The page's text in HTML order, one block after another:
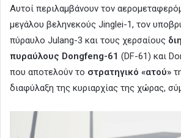
Αυτοί περιλαμβάνουν τον
μεγάλου βεληνεκούς Jinglei-1, τον
πύραυλο Julang-3 και τους χερσαίους
πυραύλους Dongfeng-61 (DF-61) και
που αποτελούν το στρατηγικό «ατού»
διαφύλαξη της κυριαρχίας της χώρας,